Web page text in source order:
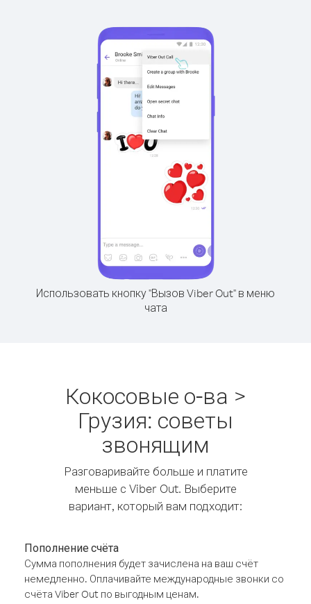
Использовать кнопку "Вызов Viber Out" в меню
чата
Кокосовые о-ва >
Грузия: советы
звонящим
Разговаривайте больше и платите
меньше с Viber Out. Выберите
вариант, который вам подходит:
Пополнение счёта
Сумма пополнения будет зачислена на ваш счёт
немедленно. Оплачивайте международные звонки со
счёта Viber Out по выгодным ценам.